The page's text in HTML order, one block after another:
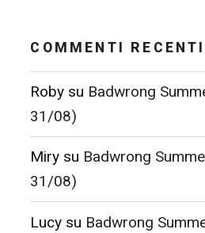
COMMENTI RECENTI
Roby su Badwrong
31/08)
Miry su Badwrong
31/08)
Lucy su Badwrong